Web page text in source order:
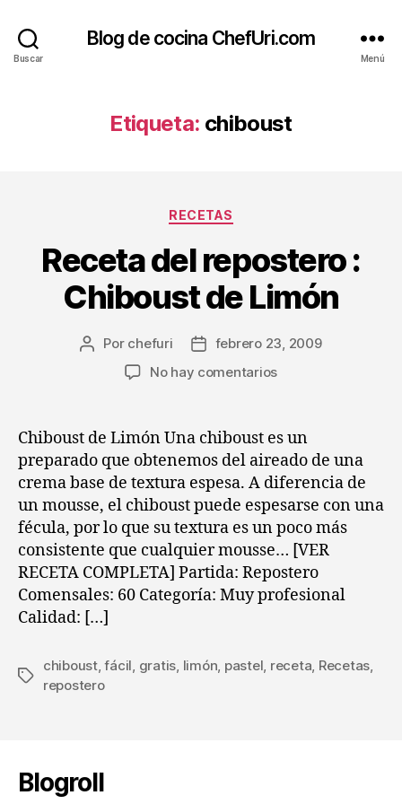
Buscar
Blog de cocina ChefUri.com
Menú
Etiqueta: chiboust
Categorías
RECETAS
Receta del repostero :
Chiboust de Limón
Autor
Por chefuri
Fechafebrero 23, 2009
No hay comentariosen
Chiboust
de
Limón
Chiboust de Limón Una chiboust es un
preparado que obtenemos del aireado de una
crema base de textura espesa. A diferencia de
un mousse, el chiboust puede espesarse con una
fécula, por lo que su textura es un poco más
consistente que cualquier mousse… [VER
RECETA COMPLETA] Partida: Repostero
Comensales: 60 Categoría: Muy profesional
Calidad: […]
Etiquetas
chiboust,fácil gratis limón pastel receta Recetas
repostero
Blogroll